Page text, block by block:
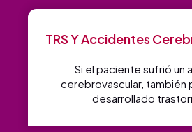
TRS Y Accidentes
Si el paciente sufrió un
cerebrovascular, también
desarrollado